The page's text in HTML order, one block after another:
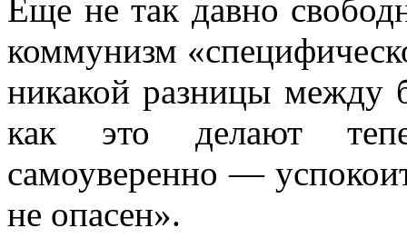
Еще не так давно
коммунизм
никакой разницы между
как это делают
самоуверенно —
не опасен».